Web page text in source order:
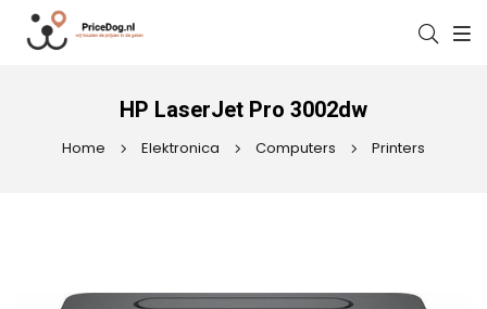
HP LaserJet Pro 3002dw
Home Elektronica Computers Printers